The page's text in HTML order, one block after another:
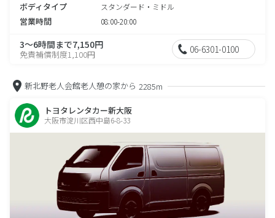
ボディタイプ スタンダード・ミドル
営業時間 08:00-20:00
3～6時間まで7,150円
免責補償制度1,100円 06-6301-0100
新北野老人会館老人憩の家から 2285m
トヨタレンタカー新大阪
大阪市淀川区西中島6-8-33